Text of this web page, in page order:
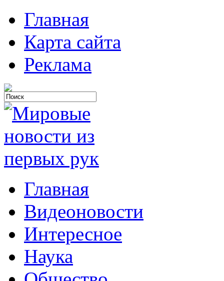
Главная
Карта сайта
Реклама
Главная
Видеоновости
Интересное
Наука